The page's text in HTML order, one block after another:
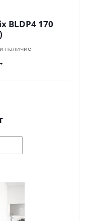
BLDP4 170
наличие